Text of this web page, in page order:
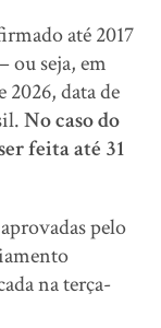
até 2017
ou seja, em
2026, data de
No caso do
feita até 31
pelo
na terça-